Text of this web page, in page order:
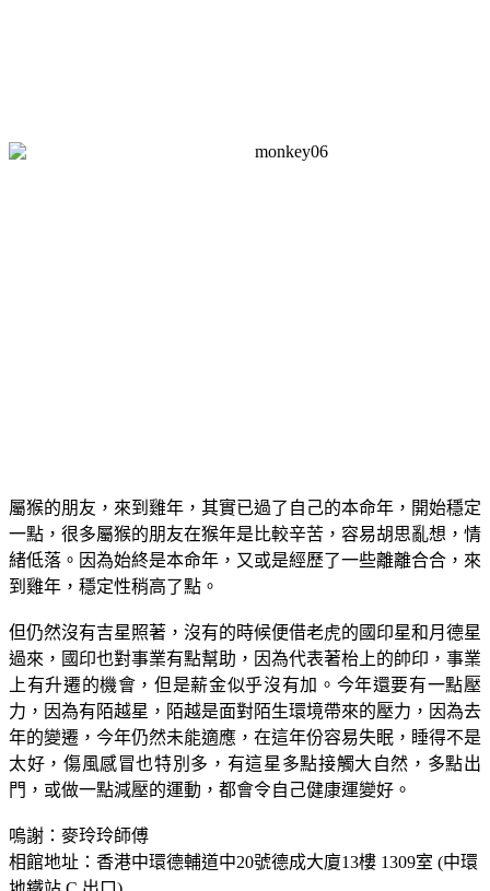
屬猴的朋友，來到雞年，其實已過了自己的本命年，開始穩定
一點，很多屬猴的朋友在猴年是比較辛苦，容易胡思亂想，情
緒低落。因為始終是本命年，又或是經歷了一些離離合合，來
到雞年，穩定性稍高了點。
但仍然沒有吉星照著，沒有的時候便借老虎的國印星和月德星
過來，國印也對事業有點幫助，因為代表著枱上的帥印，事業
上有升遷的機會，但是薪金似乎沒有加。今年還要有一點壓
力，因為有陌越星，陌越是面對陌生環境帶來的壓力，因為去
年的變遷，今年仍然未能適應，在這年份容易失眠，睡得不是
太好，傷風感冒也特別多，有這星多點接觸大自然，多點出
門，或做一點減壓的運動，都會令自己健康運變好。
嗚謝：麥玲玲師傅
相館地址：香港中環德輔道中20號德成大廈13樓 1309室 (中環